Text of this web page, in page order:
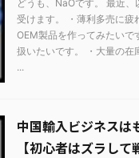
どうも、NaOです。 最近、
受けます。 ・薄利多売に疲
OEM製品を作ってみたいで
扱いたいです。 ・大量の在
...
中国輸入ビジネスは
【初心者はズラして